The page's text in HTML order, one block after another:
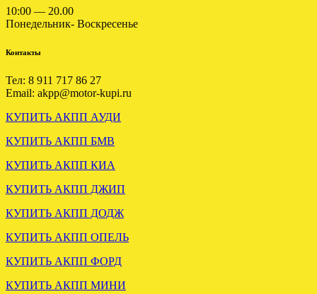
Отправлена мкпп Мitsubishi
.
ВАРИАТОР АУДИ А6 С6
2.4 GAS отправлен в
Смоленск.
.
10:00 — 20.00
Понедельник- Воскресенье
Контакты
Тел: 8 911 717 86 27
Email: akpp@motor-kupi.ru
КУПИТЬ АКПП АУДИ
КУПИТЬ АКПП БМВ
КУПИТЬ АКПП КИА
КУПИТЬ АКПП ДЖИП
КУПИТЬ АКПП ДОДЖ
КУПИТЬ АКПП ОПЕЛЬ
КУПИТЬ АКПП ФОРД
КУПИТЬ АКПП МИНИ